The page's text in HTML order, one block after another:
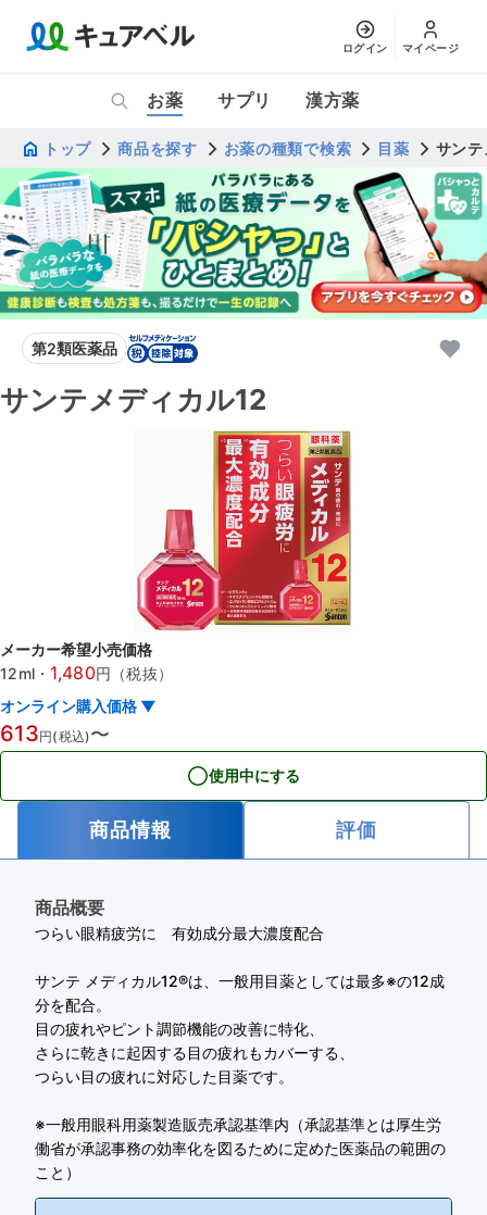
ログイン マイページ
お薬 サプリ 漢方薬
トップ 商品を探す お薬の種類で検索 目薬 サン
第2類医薬品
サンテメディカル12
メーカー希望小売価格
12ml ・ 1,480円（税抜）
オンライン購入価格 ▼
613円(税込)〜
使用中にする
商品情報 評価
商品概要
つらい眼精疲労に 有効成分最大濃度配合
サンテ メディカル12®は、一般用目薬としては最多※の12成
分を配合。
目の疲れやピント調節機能の改善に特化、
さらに乾きに起因する目の疲れもカバーする、
つらい目の疲れに対応した目薬です。
※一般用眼科用薬製造販売承認基準内（承認基準とは厚生労
働省が承認事務の効率化を図るために定めた医薬品の範囲の
こと）